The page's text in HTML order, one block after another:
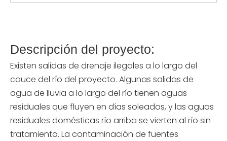
Descripción del proyecto:
Existen salidas de drenaje ilegales a lo largo del
cauce del río del proyecto. Algunas salidas de
agua de lluvia a lo largo del río tienen aguas
residuales que fluyen en días soleados, y las aguas
residuales domésticas río arriba se vierten al río sin
tratamiento. La contaminación de fuentes